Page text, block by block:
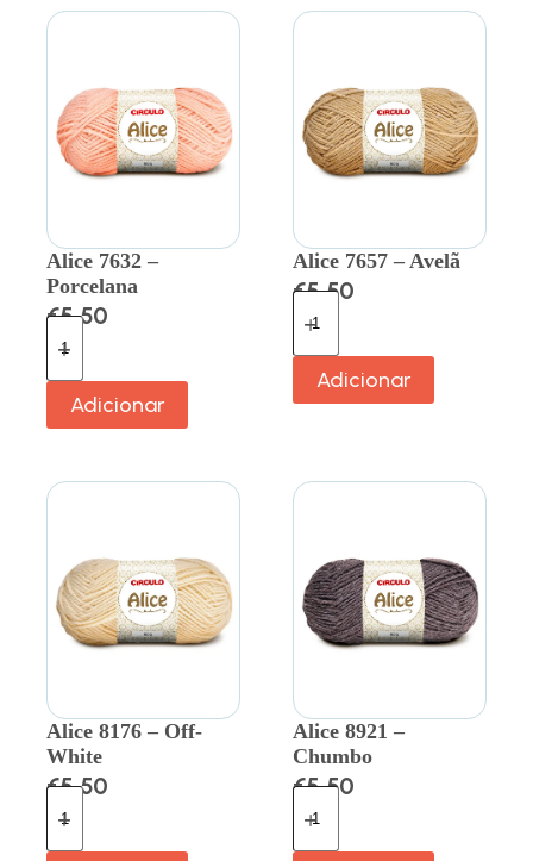
Alice 7632 –
Porcelana
€5.50
Adicionar
Alice 7657 – Avelã
€5.50
Adicionar
Alice 8176 – Off-
White
€5.50
Alice 8921 –
Chumbo
€5.50